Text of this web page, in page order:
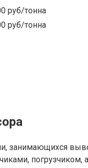
руб/тонна
руб/тонна
занимающихся
погрузчиком,